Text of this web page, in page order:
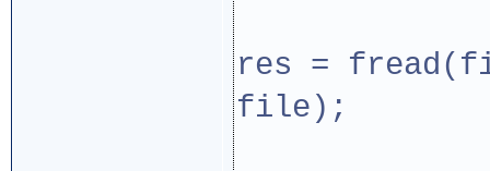
res =
file);